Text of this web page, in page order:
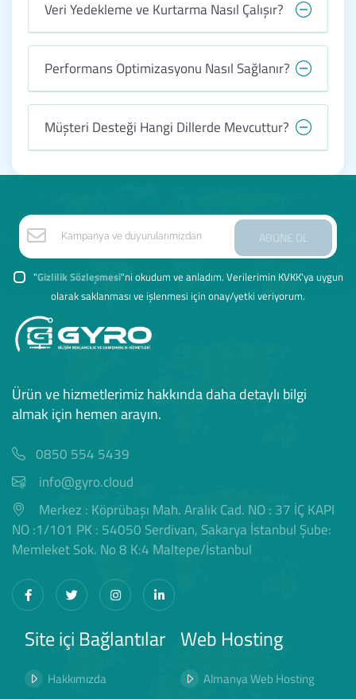
Veri Yedekleme ve Kurtarma Nasıl Çalışır?
Performans Optimizasyonu Nasıl Sağlanır?
Müşteri Desteği Hangi Dillerde Mevcuttur?
ABONE OL
"Gizlilik Sözleşmesi"ni okudum ve anladım. Verilerimin KVKK'ya uygun
olarak saklanması ve işlenmesi için onay/yetki veriyorum.
Ürün ve hizmetlerimiz hakkında daha detaylı bilgi
almak için hemen arayın.
0850 554 5439
info@gyro.cloud
Merkez : Köprübaşı Mah. Aralık Cad. NO : 37 İÇ KAPI
NO :1/101 PK : 54050 Serdivan, Sakarya İstanbul Şube:
Memleket Sok. No 8 K:4 Maltepe/İstanbul
Site içi Bağlantılar
Hakkımızda
Web Hosting
Almanya Web Hosting